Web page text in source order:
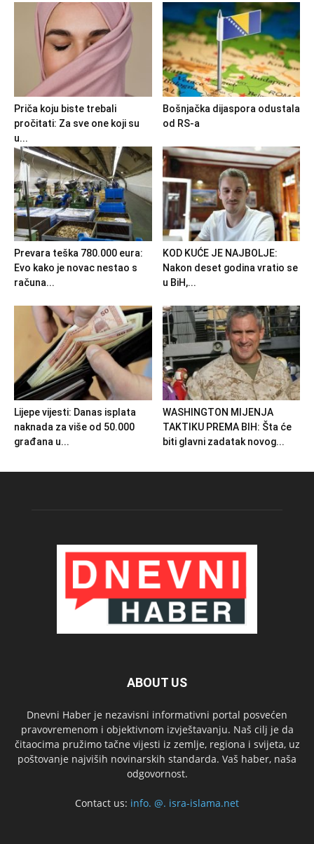
Priča koju biste trebali
pročitati: Za sve one koji su
u...
Bošnjačka dijaspora odustala
od RS-a
Prevara teška 780.000 eura:
Evo kako je novac nestao s
računa...
KOD KUĆE JE NAJBOLJE:
Nakon deset godina vratio se
u BiH,...
Lijepe vijesti: Danas isplata
naknada za više od 50.000
građana u...
WASHINGTON MIJENJA
TAKTIKU PREMA BIH: Šta će
biti glavni zadatak novog...
ABOUT US
Dnevni Haber je nezavisni informativni portal posvećen
pravovremenom i objektivnom izvještavanju. Naš cilj je da
čitaocima pružimo tačne vijesti iz zemlje, regiona i svijeta, uz
poštovanje najviših novinarskih standarda. Vaš haber, naša
odgovornost.
Contact us: info. @. isra-islama.net